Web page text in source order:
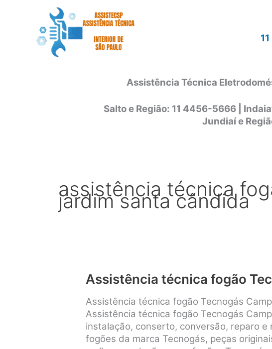
Assistência Técnica
Salto e Região: 11 4456-5666 |
Jundiaí e
assistência técnica
jardim santa cândida
Assistência técnica fogão
Assistência técnica fogão Tecnogás
Assistência técnica fogão Tecnogás
instalação, conserto, conversão, reparo e
fogões da marca Tecnogás, peças